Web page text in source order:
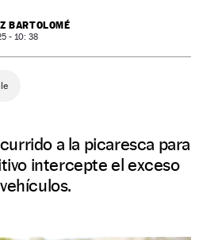
BARTOLOMÉ
- 10: 38
a la picaresca para
intercepte el exceso